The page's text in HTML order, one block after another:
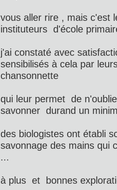
vous aller rire , mais c'est
instituteurs d'école
j'ai constaté avec
sensibilisés à cela par
chansonnette
qui leur permet de
savonner durand un
des biologistes ont établi
savonnage des mains qui
...
à plus et bonnes